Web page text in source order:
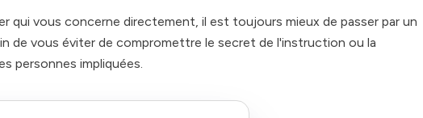
qui vous concerne directement, il est toujours mieux de passer par un
de vous éviter de compromettre le secret de l'instruction ou la
personnes impliquées.